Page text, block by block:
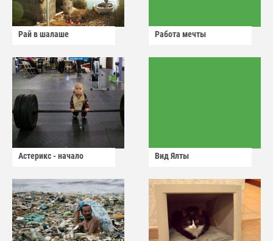
Рай в шалаше Работа мечты
Астерикс - начало Вид Ялты